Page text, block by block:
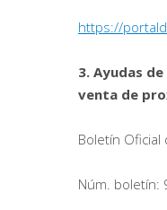
https://
3. Ayudas
venta de
Boletín Oficial
Núm. boletín: